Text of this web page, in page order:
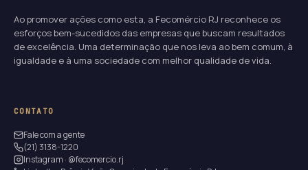
Ao promover ações como esta, a Fecomércio RJ reconhece os
esforços bem-sucedidos das empresas que buscam resultados
de excelência. Uma determinação que nos leva ao bem comum, à
igualdade e à uma sociedade com melhor qualidade de vida.
CONTATO
Fale com a gente
(21) 3138-1220
Instagram · @fecomercio.rj